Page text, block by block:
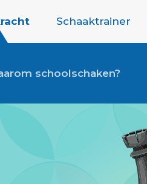
Schaaktrainer
schoolschaken?